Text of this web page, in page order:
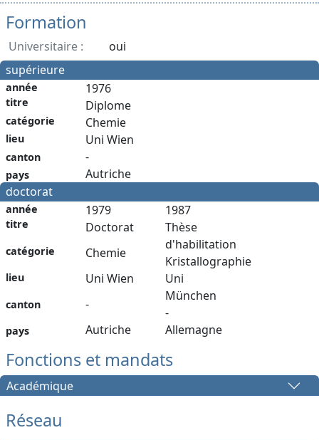
Formation
Universitaire :
oui
supérieure
année
titre
catégorie
lieu
canton
pays
1976
Diplome
Chemie
Uni Wien
-
Autriche
doctorat
année
titre
catégorie
lieu
canton
pays
1979
Doctorat
Chemie
Uni Wien
-
Autriche
1987
Thèse
d'habilitation
Kristallographie
Uni
München
-
Allemagne
Fonctions et mandats
Académique
Réseau